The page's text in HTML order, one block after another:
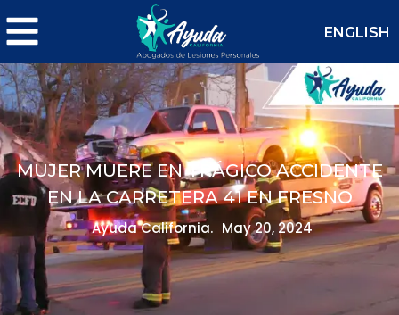
ENGLISH
MUJER MUERE EN TRÁGICO ACCIDENTE
EN LA CARRETERA 41 EN FRESNO
Ayuda California. May 20, 2024